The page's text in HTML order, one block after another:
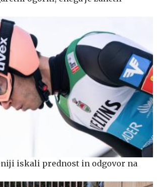
iskali prednost in odgovor na